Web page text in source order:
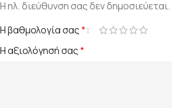
Η ηλ. διεύθυνση σας δεν δημοσιεύεται.
Η βαθμολογία σας*
Η αξιολόγησή σας*